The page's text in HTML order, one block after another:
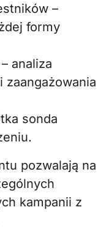
–
formy
analiza
zaangażowania
sonda
pozwalają na
kampanii z